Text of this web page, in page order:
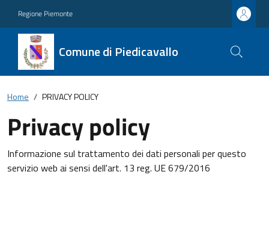
Regione Piemonte
Comune di Piedicavallo
Home PRIVACY POLICY
Privacy policy
Informazione sul trattamento dei dati personali per questo
servizio web ai sensi dell'art. 13 reg. UE 679/2016